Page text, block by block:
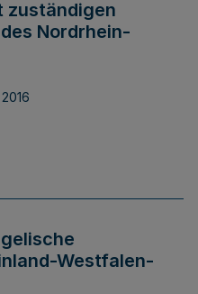
zuständigen
Nordrhein-
Westfalen-